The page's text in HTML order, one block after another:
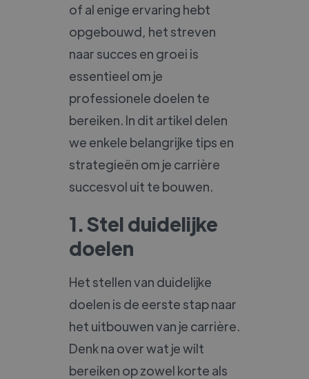
of al enige ervaring hebt
opgebouwd, het streven
naar succes en groei is
essentieel om je
professionele doelen te
bereiken. In dit artikel delen
we enkele belangrijke tips en
strategieën om je carrière
succesvol uit te bouwen.
1. Stel duidelijke
doelen
Het stellen van duidelijke
doelen is de eerste stap naar
het uitbouwen van je carrière.
Denk na over wat je wilt
bereiken op zowel korte als